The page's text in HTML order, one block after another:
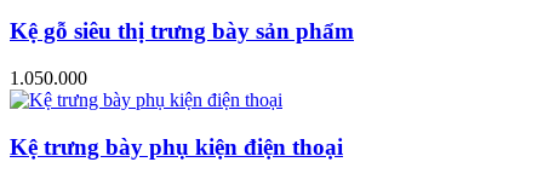
Kệ gỗ siêu thị trưng bày sản phẩm
1.050.000
Kệ trưng bày phụ kiện điện thoại